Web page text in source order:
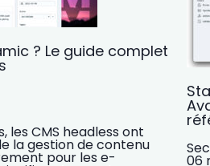
? Le guide complet
les CMS headless ont
la gestion de contenu
pour les e-
06